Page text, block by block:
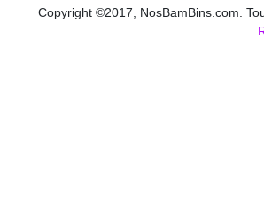
Copyright ©2017, NosBamBins.com.